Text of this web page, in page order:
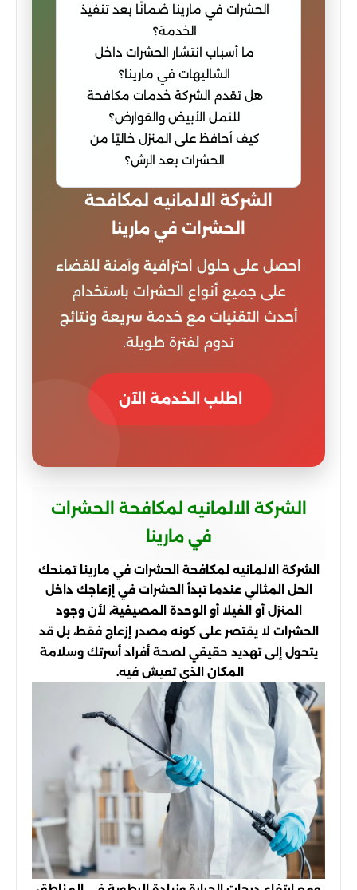
الحشرات في مارينا ضمانًا بعد تنفيذ
الخدمة؟
ما أسباب انتشار الحشرات داخل
الشاليهات في مارينا؟
هل تقدم الشركة خدمات مكافحة
للنمل الأبيض والقوارض؟
كيف أحافظ على المنزل خاليًا من
الحشرات بعد الرش؟
الشركة الالمانيه لمكافحة
الحشرات في مارينا
احصل على حلول احترافية وآمنة للقضاء
على جميع أنواع الحشرات باستخدام
أحدث التقنيات مع خدمة سريعة ونتائج
تدوم لفترة طويلة.
اطلب الخدمة الآن
الشركة الالمانيه لمكافحة الحشرات
في مارينا
الشركة الالمانيه لمكافحة الحشرات في مارينا تمنحك
الحل المثالي عندما تبدأ الحشرات في إزعاجك داخل
المنزل أو الفيلا أو الوحدة المصيفية، لأن وجود
الحشرات لا يقتصر على كونه مصدر إزعاج فقط، بل قد
يتحول إلى تهديد حقيقي لصحة أفراد أسرتك وسلامة
المكان الذي تعيش فيه.